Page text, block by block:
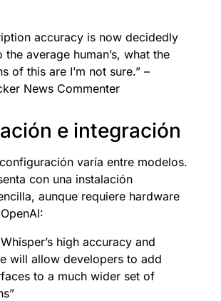
accuracy is now decidedly
the average human’s, what the
of this are I’m not sure.” –
News Commenter
e integración
varía entre modelos.
con una instalación
aunque requiere hardware
high accuracy and
will allow developers to add
to a much wider set of